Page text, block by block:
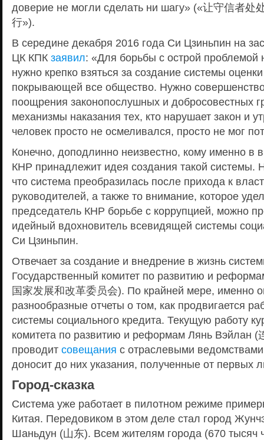
доверие не могли сделать ни шагу» («让守信者处
行»).
В середине декабря 2016 года Си Цзиньпин на
ЦК КПК заявил: «Для борьбы с острой проблемой
нужно крепко взяться за создание системы
покрывающей все общество. Нужно
поощрения законопослушных и добросовестных
механизмы наказания тех, кто нарушает закон и
человек просто не осмеливался, просто не мог
Конечно, доподлинно неизвестно, кому именно в
КНР принадлежит идея создания такой системы.
что система преобразилась после прихода к
руководителей, а также то внимание, которое
председатель КНР борьбе с коррупцией, можно
идейный вдохновитель всевидящей системы
Си Цзиньпин.
Отвечает за создание и внедрение в жизнь
Государственный комитет по развитию и
国家发展和改革委员会). По крайней мере, именно
разнообразные отчеты о том, как продвигается
системы социального кредита. Текущую работу
комитета по развитию и реформам Лянь Вэйлан (
проводит совещания с отраслевыми
доносит до них указания, полученные от первых
Город-сказка
Система уже работает в пилотном режиме
Китая. Передовиком в этом деле стал город
Шаньдун (山东). Всем жителям города (670 тысяч